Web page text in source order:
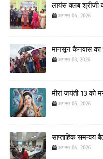
लायंस क्लब श्रीजी
अगस्त 04, 2026
मानसून कैनवास
अगस्त 03, 2026
मीरां जयंती 13 को
अगस्त 05, 2026
साप्ताहिक समन्वय
अगस्त 04, 2026